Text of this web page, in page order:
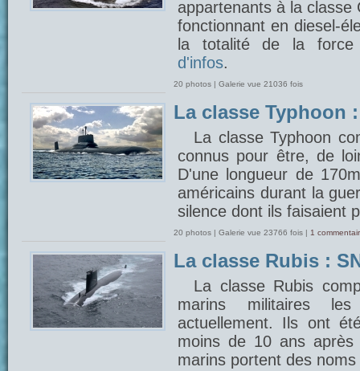
appartenants à la classe
fonctionnant en diesel-
la totalité de la force
d'infos.
20 photos | Galerie vue 21036 fois
La classe Typhoon
La classe Typhoon
connus pour être, de
D'une longueur de
américains durant la
silence dont ils faisaient
20 photos | Galerie vue 23766 fois | 1
La classe Rubis :
La classe Rubis
marins militaires
actuellement. Ils ont
moins de 10 ans
marins portent des